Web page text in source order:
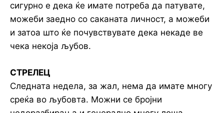
сигурно е дека ќе имате потреба да патувате,
можеби заедно со саканата личност, а можеби
и затоа што ќе почувствувате дека некаде ве
чека некоја љубов.
СТРЕЛЕЦ
Следната недела, за жал, нема да имате многу
среќа во љубовта. Можни се бројни